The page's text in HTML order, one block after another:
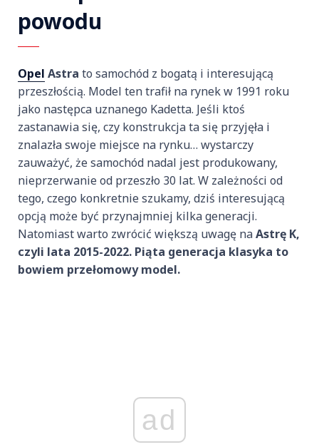
powodu
Opel Astra to samochód z bogatą i interesującą
przeszłością. Model ten trafił na rynek w 1991 roku
jako następca uznanego Kadetta. Jeśli ktoś
zastanawia się, czy konstrukcja ta się przyjęła i
znalazła swoje miejsce na rynku… wystarczy
zauważyć, że samochód nadal jest produkowany,
nieprzerwanie od przeszło 30 lat. W zależności od
tego, czego konkretnie szukamy, dziś interesującą
opcją może być przynajmniej kilka generacji.
Natomiast warto zwrócić większą uwagę naAstrę K,
czyli lata 2015-2022. Piąta generacja klasyka to
bowiem przełomowy model.
ad